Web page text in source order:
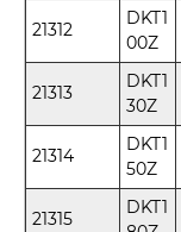
21312
DKT1
00Z
21313
DKT1
30Z
21314
DKT1
50Z
21315
DKT1